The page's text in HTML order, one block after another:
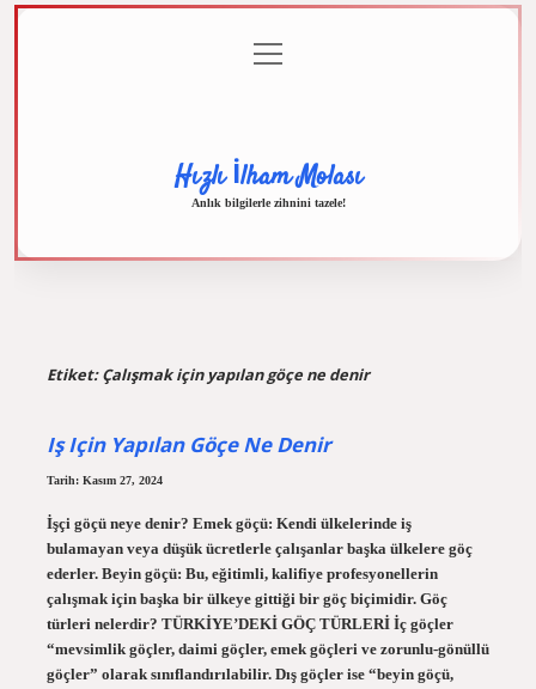
menüyü
aç
Hızlı İlham Molası
Anlık bilgilerle zihnini tazele!
Etiket:Çalışmak için yapılan göçe ne denir
Iş Için Yapılan Göçe Ne Denir
Tarih: Kasım 27, 2024
İşçi göçü neye denir? Emek göçü: Kendi ülkelerinde iş
bulamayan veya düşük ücretlerle çalışanlar başka ülkelere göç
ederler. Beyin göçü: Bu, eğitimli, kalifiye profesyonellerin
çalışmak için başka bir ülkeye gittiği bir göç biçimidir. Göç
türleri nelerdir? TÜRKİYE’DEKİ GÖÇ TÜRLERİ İç göçler
“mevsimlik göçler, daimi göçler, emek göçleri ve zorunlu-gönüllü
göçler” olarak sınıflandırılabilir. Dış göçler ise “beyin göçü,